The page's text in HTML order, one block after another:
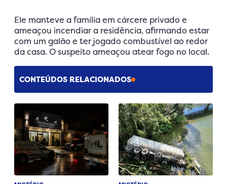
Ele manteve a família em cárcere privado e
ameaçou incendiar a residência, afirmando estar
com um galão e ter jogado combustível ao redor
da casa. O suspeito ameaçou atear fogo no local.
CONTEÚDOS RELACIONADOS